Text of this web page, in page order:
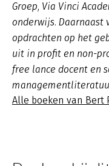
Groep, Via Vinci
onderwijs. Daarnaast
opdrachten op het
uit in profit en non-
free lance docent en
Alle boeken van Bert